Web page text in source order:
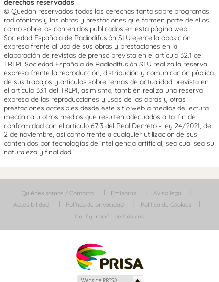
derechos reservados
© Quedan reservados todos los derechos tanto sobre programas
radiofónicos y las obras y prestaciones que formen parte de ellos,
como sobre los contenidos publicados en esta página web.
Sociedad Española de Radiodifusión SLU ejerce la oposición
expresa frente al uso de sus obras y prestaciones en la
elaboración de revistas de prensa prevista en el artículo 32.1 del
TRLPI. Sociedad Española de Radiodifusión SLU realiza la reserva
expresa frente la reproducción, distribución y comunicación pública
de sus trabajos y artículos sobre temas de actualidad prevista en
el artículo 33.1 del TRLPI, asimismo, también realiza una reserva
expresa de las reproducciones y usos de las obras y otras
prestaciones accesibles desde este sitio web a medios de lectura
mecánica u otros medios que resulten adecuados a tal fin de
conformidad con el artículo 67.3 del Real Decreto - ley 24/2021, de
2 de noviembre, así como frente a cualquier utilización de sus
contenidos por tecnologías de inteligencia artificial, sea cual sea su
naturaleza y finalidad.
Quiénes somos / Contacta Emisoras
Aviso legal
Accesibilidad
Política de privacidad
Política de Cookies
Configuración de Cookies